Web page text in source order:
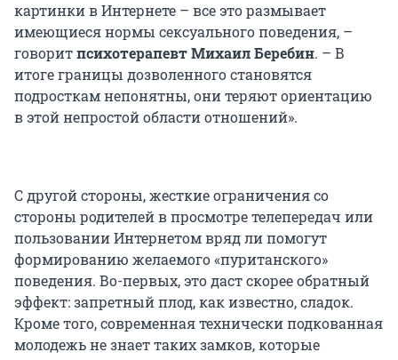
картинки в Интернете – все это размывает
имеющиеся нормы сексуального поведения, –
говоритпсихотерапевт Михаил Беребин. – В
итоге границы дозволенного становятся
подросткам непонятны, они теряют ориентацию
в этой непростой области отношений».
С другой стороны, жесткие ограничения со
стороны родителей в просмотре телепередач или
пользовании Интернетом вряд ли помогут
формированию желаемого «пуританского»
поведения. Во-первых, это даст скорее обратный
эффект: запретный плод, как известно, сладок.
Кроме того, современная технически подкованная
молодежь не знает таких замков, которые